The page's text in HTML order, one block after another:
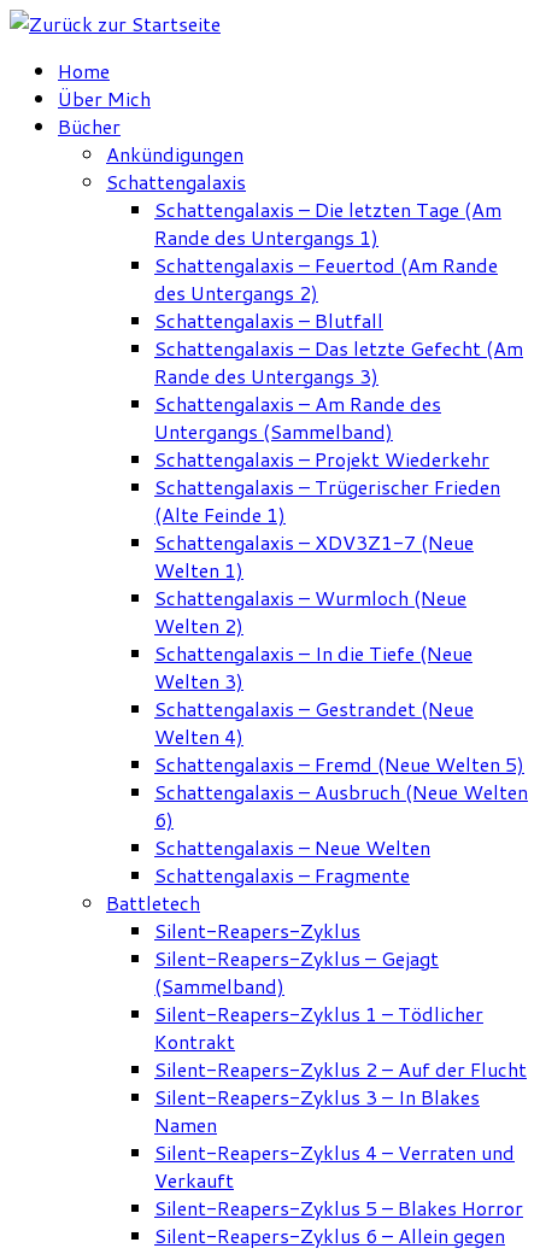
Zum
springenHome
Über Mich
Bücher
Ankündigungen
Schattengalaxis
Schattengalaxis – Die letzten Tage (Am
Rande des Untergangs 1)
Schattengalaxis – Feuertod (Am Rande
des Untergangs 2)
Schattengalaxis – Blutfall
Schattengalaxis – Das letzte Gefecht (Am
Rande des Untergangs 3)
Schattengalaxis – Am Rande des
Untergangs (Sammelband)
Schattengalaxis – Projekt Wiederkehr
Schattengalaxis – Trügerischer Frieden
(Alte Feinde 1)
Schattengalaxis – XDV3Z1-7 (Neue
Welten 1)
Schattengalaxis – Wurmloch (Neue
Welten 2)
Schattengalaxis – In die Tiefe (Neue
Welten 3)
Schattengalaxis – Gestrandet (Neue
Welten 4)
Schattengalaxis – Fremd (Neue Welten 5)
Schattengalaxis – Ausbruch (Neue Welten
6)
Schattengalaxis – Neue Welten
Schattengalaxis – Fragmente
Battletech
Silent-Reapers-Zyklus
Silent-Reapers-Zyklus – Gejagt
(Sammelband)
Silent-Reapers-Zyklus 1 – Tödlicher
Kontrakt
Silent-Reapers-Zyklus 2 – Auf der Flucht
Silent-Reapers-Zyklus 3 – In Blakes
Namen
Silent-Reapers-Zyklus 4 – Verraten und
Verkauft
Silent-Reapers-Zyklus 5 – Blakes Horror
Silent-Reapers-Zyklus 6 – Allein gegen